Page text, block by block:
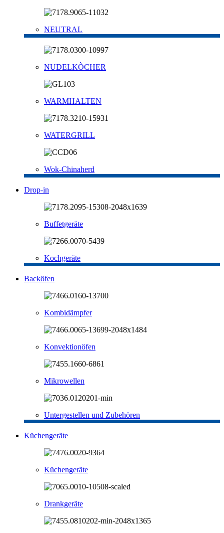
NEUTRAL
NUDELKÒCHER
WARMHALTEN
WATERGRILL
Wok-Chinaherd
Drop-in
Buffetgeräte
Kochgeräte
Backöfen
Kombidämpfer
Konvektionöfen
Mikrowellen
Untergestellen und Zubehören
Küchengeräte
Küchengeräte
Drankgeräte